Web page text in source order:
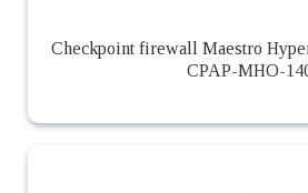
Checkpoint firewall Maestro
CPAP-MHO-